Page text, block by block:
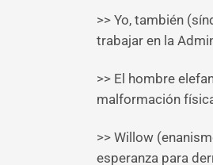
>> Yo, también
trabajar en la
>> El hombre
malformación
>> Willow
esperanza para